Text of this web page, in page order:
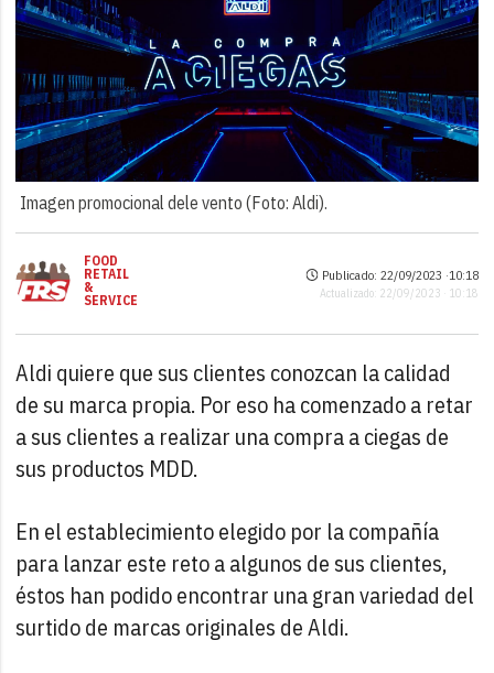
Imagen promocional dele vento (Foto: Aldi).
FOOD
RETAIL
&
SERVICE
Publicado: 22/09/2023 ·10:18
Actualizado: 22/09/2023 · 10:18
Aldi quiere que sus clientes conozcan la calidad
de su marca propia. Por eso ha comenzado a retar
a sus clientes a realizar una compra a ciegas de
sus productos MDD.
En el establecimiento elegido por la compañía
para lanzar este reto a algunos de sus clientes,
éstos han podido encontrar una gran variedad del
surtido de marcas originales de Aldi.